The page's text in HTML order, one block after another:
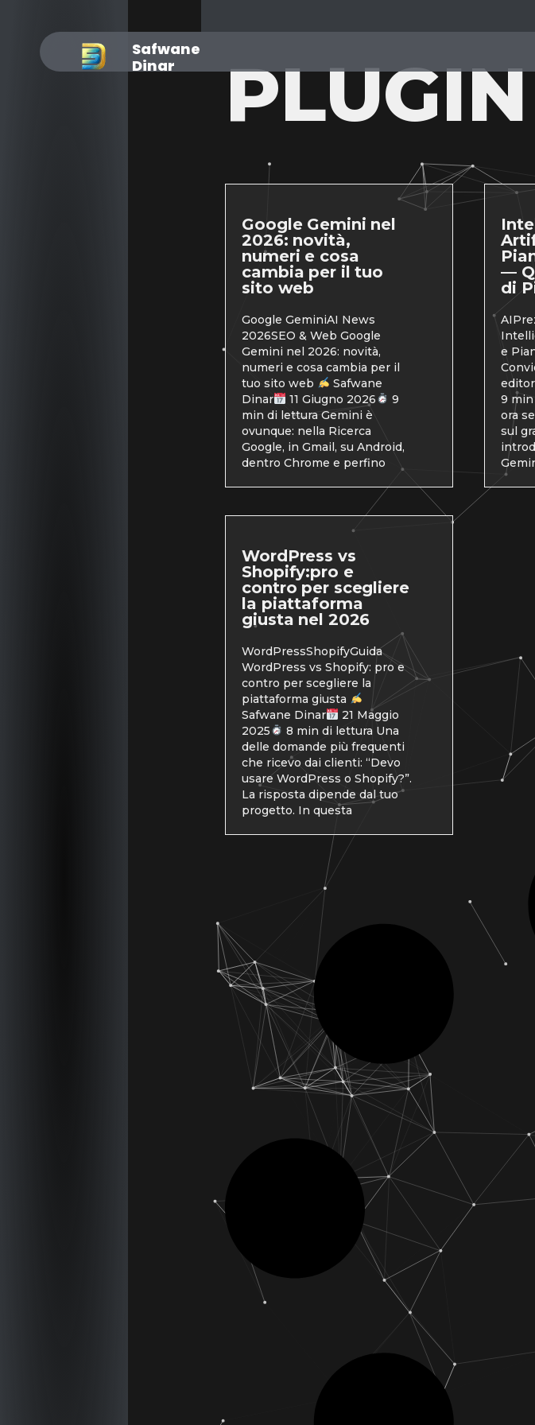
Safwane
Dinar
PLUGIN
Google Gemini nel
2026: novità,
numeri e cosa
cambia per il tuo
sito web
Google GeminiAI News
2026SEO & Web Google
Gemini nel 2026: novità,
numeri e cosa cambia per il
tuo sito web
Safwane
Dinar
11 Giugno 2026
9
min di lettura Gemini è
ovunque: nella Ricerca
Google, in Gmail, su Android,
dentro Chrome e perfino
—
di
e
9 min
ora
sul
WordPress vs
Shopify:pro e
contro per scegliere
la piattaforma
giusta nel 2026
WordPressShopifyGuida
WordPress vs Shopify: pro e
contro per scegliere la
piattaforma giusta
Safwane Dinar
21 Maggio
2025
8 min di lettura Una
delle domande più frequenti
che ricevo dai clienti: “Devo
usare WordPress o Shopify?”.
La risposta dipende dal tuo
progetto. In questa